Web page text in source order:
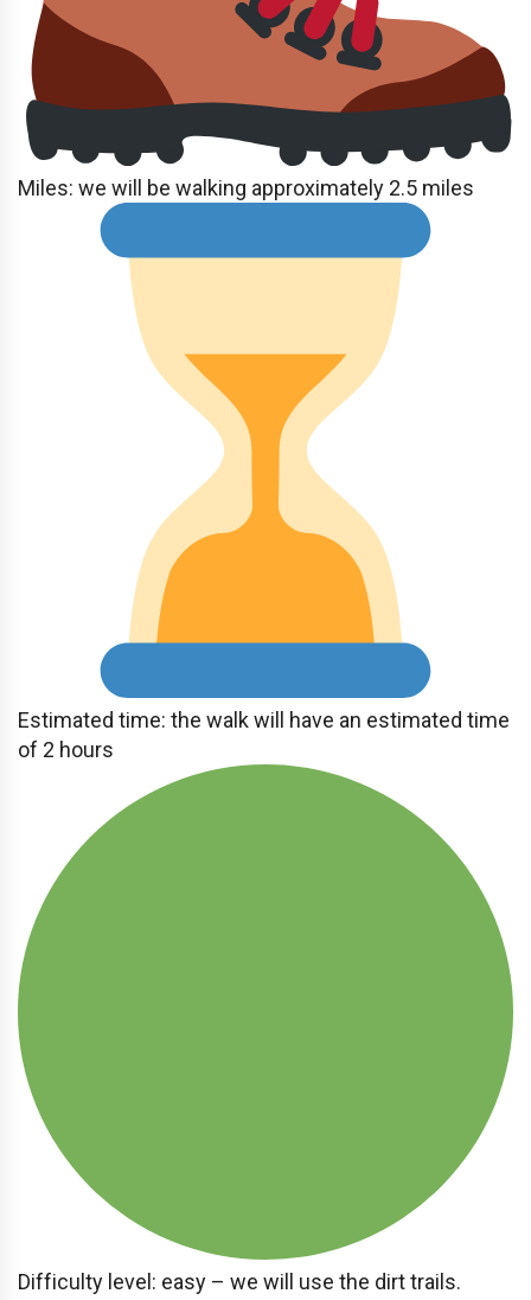
Miles: we will be walking approximately 2.5 miles
Estimated time: the walk will have an estimated time
of 2 hours
Difficulty level: easy – we will use the dirt trails.